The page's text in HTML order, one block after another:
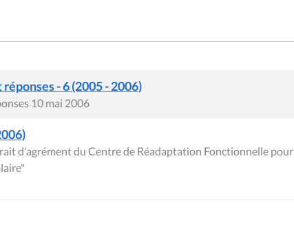
- 6 (2005 - 2006)
10 mai 2006
d'agrément du Centre de Réadaptation Fonctionnelle pour